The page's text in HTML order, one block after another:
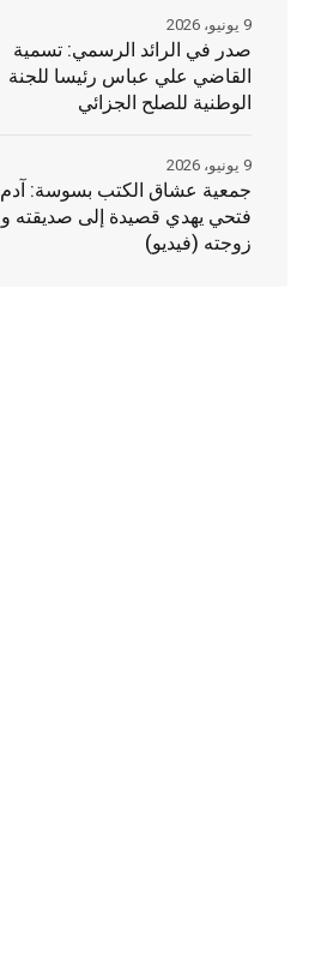
صدر في الرائد الرسمي: تسمية
القاضي علي عباس رئيسا للجنة
الوطنية للصلح الجزائي
9 يونيو، 2026
جمعية عشاق الكتب بسوسة: آدم
فتحي يهدي قصيدة إلى صديقته و
زوجته (فيديو)
9 يونيو، 2026